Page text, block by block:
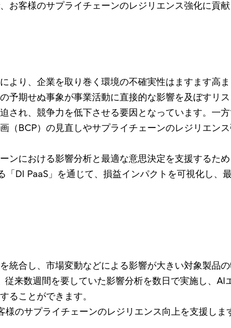
客様のサプライチェーンのレジリエンス強化に貢献
より、企業を取り巻く環境の不確実性はますます高
予期せぬ事象が事業活動に直接的な影響を及ぼすリ
され、競争力を低下させる要因となっています。一
（BCP）の見直しやサプライチェーンのレジリエンス
ンにおける影響分析と最適な意思決定を支援するた
DI PaaS」を通じて、損益インパクトを可視化し、
統合し、市場変動などによる影響が大きい対象製品
来数週間を要していた影響分析を数日で実施し、
ることができます。
のサプライチェーンのレジリエンス向上を支援しま